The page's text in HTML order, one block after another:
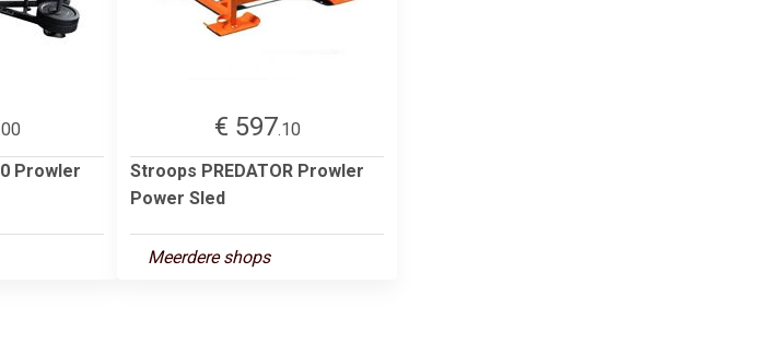
.00
Prowler
€ 597.10
Stroops PREDATOR Prowler
Power Sled
Meerdere shops